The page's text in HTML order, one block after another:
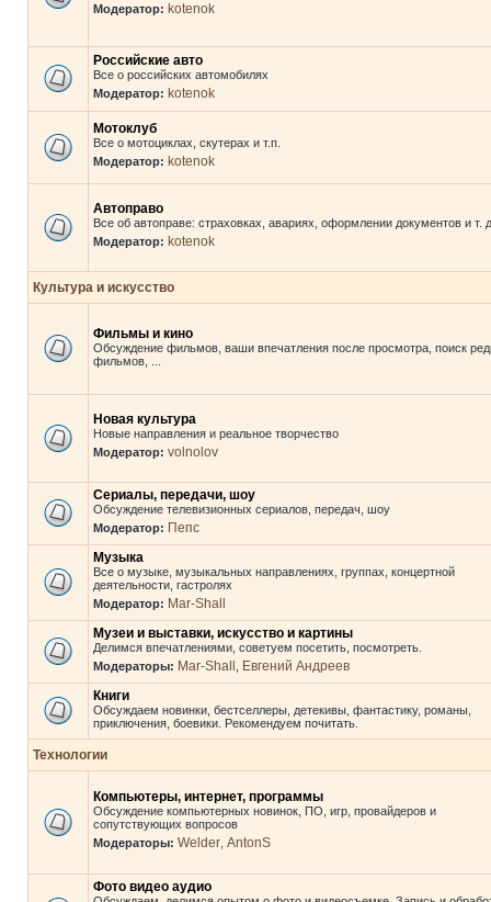
Модератор: kotenok
Российские авто
Все о российских автомобилях
Модератор: kotenok
Мотоклуб
Все о мотоциклах, скутерах и т.п.
Модератор: kotenok
Автоправо
Все об автоправе: страховках, авариях, оформлении документов и т.
Модератор: kotenok
Культура и искусство
Фильмы и кино
Обсуждение фильмов, ваши впечатления после просмотра, поиск
фильмов, ...
Новая культура
Новые направления и реальное творчество
Модератор: volnolov
Сериалы, передачи, шоу
Обсуждение телевизионных сериалов, передач, шоу
Модератор: Пепс
Музыка
Все о музыке, музыкальных направлениях, группах, концертной
деятельности, гастролях
Модератор: Mar-Shall
Музеи и выставки, искусство и картины
Делимся впечатлениями, советуем посетить, посмотреть.
Модераторы: Mar-Shall
Евгений Андреев
Книги
Обсуждаем новинки, бестселлеры, детекивы, фантастику, романы,
приключения, боевики. Рекомендуем почитать.
Технологии
Компьютеры, интернет, программы
Обсуждение компьютерных новинок, ПО, игр, провайдеров и
сопутствующих вопросов
Модераторы: Welder AntonS
Фото видео аудио